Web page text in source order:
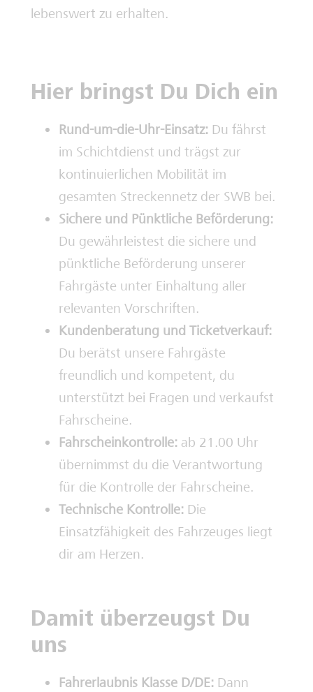
lebenswert zu erhalten.
Hier bringst Du Dich ein
Rund-um-die-Uhr-Einsatz: Du fährst
im Schichtdienst und trägst zur
kontinuierlichen Mobilität im
gesamten Streckennetz der SWB bei.
Sichere und Pünktliche Beförderung:
Du gewährleistest die sichere und
pünktliche Beförderung unserer
Fahrgäste unter Einhaltung aller
relevanten Vorschriften.
Kundenberatung und Ticketverkauf:
Du berätst unsere Fahrgäste
freundlich und kompetent, du
unterstützt bei Fragen und verkaufst
Fahrscheine.
Fahrscheinkontrolle: ab 21.00 Uhr
übernimmst du die Verantwortung
für die Kontrolle der Fahrscheine.
Technische Kontrolle: Die
Einsatzfähigkeit des Fahrzeuges liegt
dir am Herzen.
Damit überzeugst Du
uns
Fahrerlaubnis Klasse D/DE: Dann